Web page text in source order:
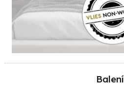
Balení